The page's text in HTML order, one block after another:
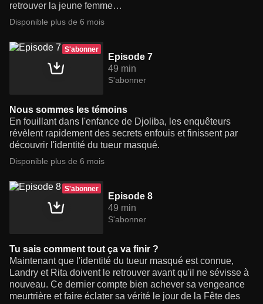
retrouver la jeune femme…
Disponible plus de 6 mois
S'abonner
Episode 7
49 min
S'abonner
Nous sommes les témoins
En fouillant dans l'enfance de Djoliba, les enquêteurs
révèlent rapidement des secrets enfouis et finissent par
découvrir l'identité du tueur masqué.
Disponible plus de 6 mois
S'abonner
Episode 8
49 min
S'abonner
Tu sais comment tout ça va finir ?
Maintenant que l'identité du tueur masqué est connue,
Landry et Rita doivent le retrouver avant qu'il ne sévisse à
nouveau. Ce dernier compte bien achever sa vengeance
meurtrière et faire éclater sa vérité le jour de la Fête des